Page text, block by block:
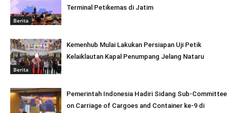
Berita
Terminal Petikemas di Jatim
Berita
Kemenhub Mulai Lakukan Persiapan Uji Petik
Kelaiklautan Kapal Penumpang Jelang Nataru
Pemerintah Indonesia Hadiri Sidang Sub-Committee
on Carriage of Cargoes and Container ke-9 di